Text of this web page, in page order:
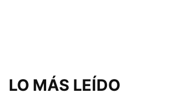
LO MÁS LEÍDO